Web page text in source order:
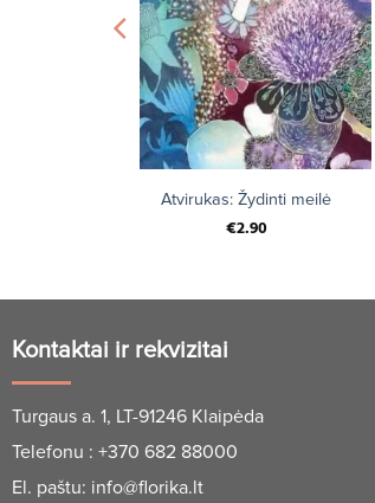
+
Atvirukas: Žydinti meilė
€2.90
Kontaktai ir rekvizitai
Turgaus a. 1, LT-91246 Klaipėda
Telefonu : +370 682 88000
El. paštu: info@florika.lt